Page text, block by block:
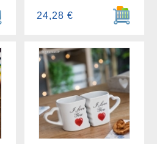
au panier Ajouter
24,28 €